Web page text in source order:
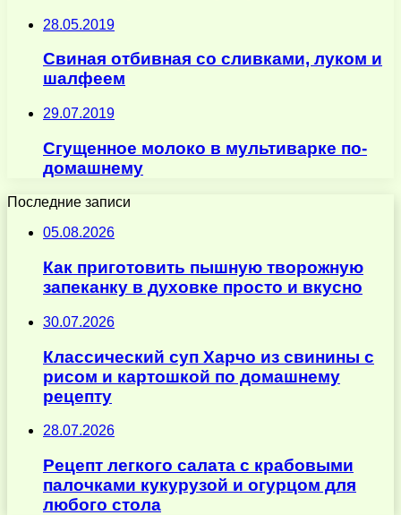
28.05.2019
Свиная отбивная со сливками, луком и
шалфеем
29.07.2019
Сгущенное молоко в мультиварке по-
домашнему
Последние записи
05.08.2026
Как приготовить пышную творожную
запеканку в духовке просто и вкусно
30.07.2026
Классический суп Харчо из свинины с
рисом и картошкой по домашнему
рецепту
28.07.2026
Рецепт легкого салата с крабовыми
палочками кукурузой и огурцом для
любого стола